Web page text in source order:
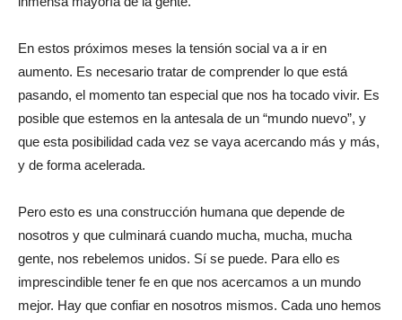
En estos próximos meses la tensión social va a ir en
aumento. Es necesario tratar de comprender lo que está
pasando, el momento tan especial que nos ha tocado vivir. Es
posible que estemos en la antesala de un “mundo nuevo”, y
que esta posibilidad cada vez se vaya acercando más y más,
y de forma acelerada.
Pero esto es una construcción humana que depende de
nosotros y que culminará cuando mucha, mucha, mucha
gente, nos rebelemos unidos. Sí se puede. Para ello es
imprescindible tener fe en que nos acercamos a un mundo
mejor. Hay que confiar en nosotros mismos. Cada uno hemos